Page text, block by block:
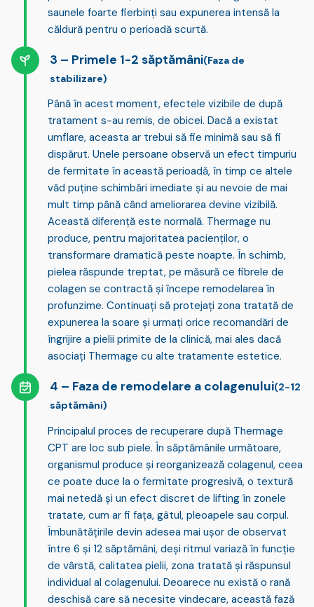
saunele foarte fierbinți sau expunerea intensă la
căldură pentru o perioadă scurtă.
Primele 1-2 săptămâni(Faza de
stabilizare)
Până în acest moment, efectele vizibile de după
tratament s-au remis, de obicei. Dacă a existat
umflare, aceasta ar trebui să fie minimă sau să fi
dispărut. Unele persoane observă un efect timpuriu
de fermitate în această perioadă, în timp ce altele
văd puține schimbări imediate și au nevoie de mai
mult timp până când ameliorarea devine vizibilă.
Această diferență este normală. Thermage nu
produce, pentru majoritatea pacienților, o
transformare dramatică peste noapte. În schimb,
pielea răspunde treptat, pe măsură ce fibrele de
colagen se contractă și începe remodelarea în
profunzime. Continuați să protejați zona tratată de
expunerea la soare și urmați orice recomandări de
îngrijire a pielii primite de la clinică, mai ales dacă
asociați Thermage cu alte tratamente estetice.
Faza de remodelare a colagenului(2-12
săptămâni)
Principalul proces de recuperare după Thermage
CPT are loc sub piele. În săptămânile următoare,
organismul produce și reorganizează colagenul, ceea
ce poate duce la o fermitate progresivă, o textură
mai netedă și un efect discret de lifting în zonele
tratate, cum ar fi fața, gâtul, pleoapele sau corpul.
Îmbunătățirile devin adesea mai ușor de observat
între 6 și 12 săptămâni, deși ritmul variază în funcție
de vârstă, calitatea pielii, zona tratată și răspunsul
individual al colagenului. Deoarece nu există o rană
deschisă care să necesite vindecare, această fază